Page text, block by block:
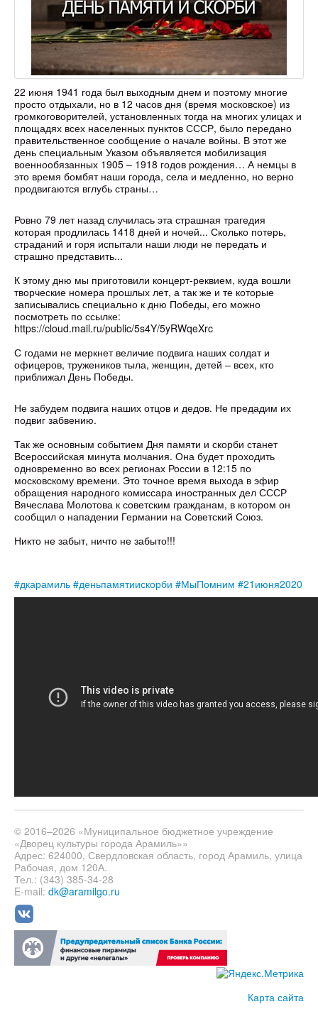
22 июня 1941 года был выходным днем и поэтому многие
просто отдыхали, но в 12 часов дня (время московское) из
громкоговорителей, установленных тогда на многих улицах и
площадях всех населенных пунктов СССР, было передано
правительственное сообщение о начале войны. В этот же
день специальным Указом объявляется мобилизация
военнообязанных 1905 – 1918 годов рождения… А немцы в
это время бомбят наши города, села и медленно, но верно
продвигаются вглубь страны…
Ровно 79 лет назад случилась эта страшная трагедия
которая продлилась 1418 дней и ночей... Сколько потерь,
страданий и горя испытали наши люди не передать и
страшно представить...
К этому дню мы приготовили концерт-реквием, куда вошли
творческие номера прошлых лет, а так же и те которые
записывались специально к дню Победы, его можно
посмотреть по ссылке:
https://cloud.mail.ru/public/5s4Y/5yRWqeXrc
С годами не меркнет величие подвига наших солдат и
офицеров, тружеников тыла, женщин, детей – всех, кто
приближал День Победы.
Не забудем подвига наших отцов и дедов. Не предадим их
подвиг забвению.
Так же основным событием Дня памяти и скорби станет
Всероссийская минута молчания. Она будет проходить
одновременно во всех регионах России в 12:15 по
московскому времени. Это точное время выхода в эфир
обращения народного комиссара иностранных дел СССР
Вячеслава Молотова к советским гражданам, в котором он
сообщил о нападении Германии на Советский Союз.
Никто не забыт, ничто не забыто!!!
#дкарамиль #деньпамятиискорби #МыПомним #21июня2020
© 2016–2026 «Муниципальное бюджетное учреждение
«Дворец культуры города Арамиль»»
Адрес: 624000, Свердловская область, город Арамиль, улица
Рабочая, дом 120А.
Тел.: (343) 385-34-28
E-mail: dk@aramilgo.ru
Карта сайта